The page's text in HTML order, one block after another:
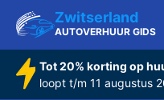
Zwitserland
AUTOVERHUUR GIDS
Tot 20% korting op
loopt t/m 11 augustus